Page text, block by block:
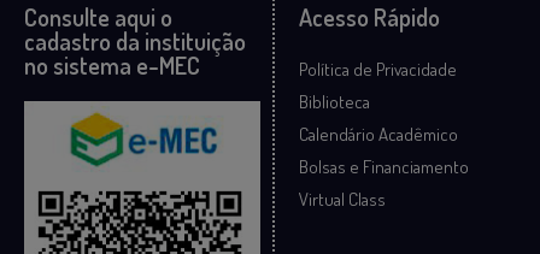
Consulte aqui o
cadastro da instituição
no sistema e-MEC
Acesso Rápido
Política de Privacidade
Biblioteca
Calendário Acadêmico
Bolsas e Financiamento
Virtual Class